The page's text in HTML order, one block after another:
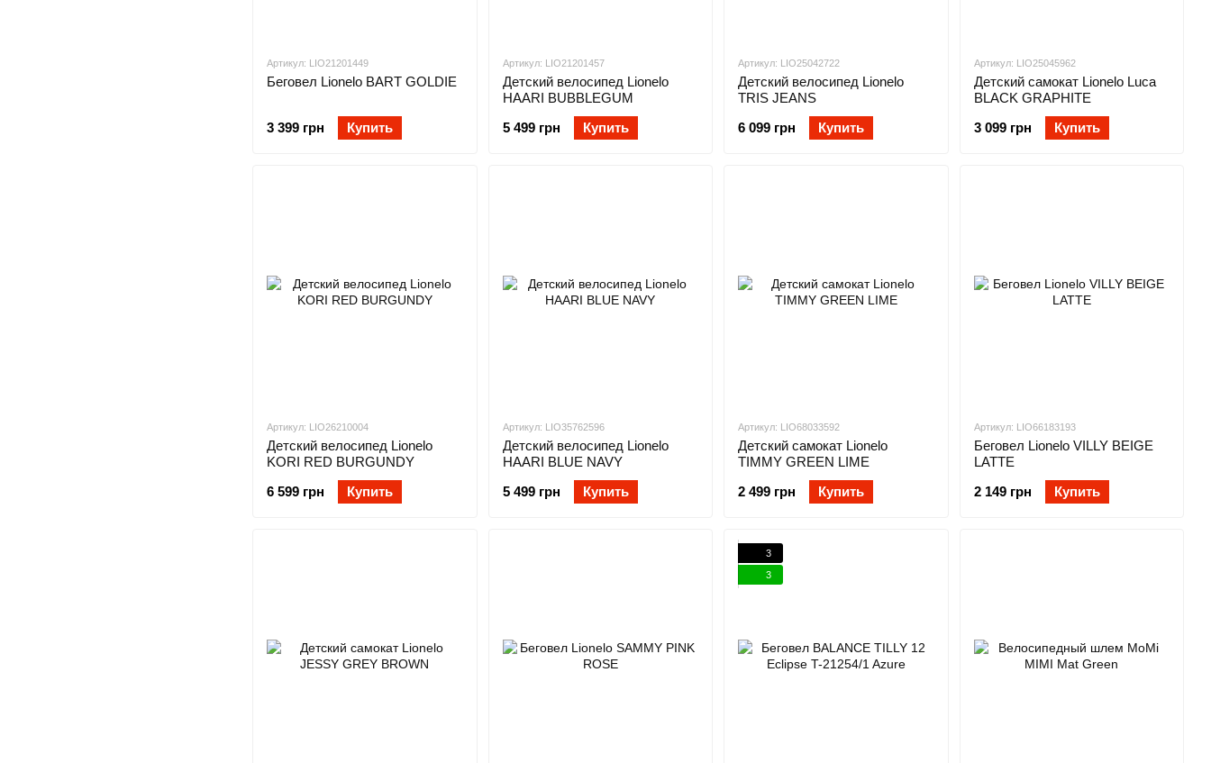
Артикул: LIO21201449
Беговел Lionelo BART GOLDIE
3 399 грн Купить
Артикул: LIO21201457
Детский велосипед Lionelo
HAARI BUBBLEGUM
5 499 грн
Купить
Артикул: LIO25042722
Детский велосипед Lionelo
TRIS JEANS
6 099 грн
Купить
Артикул: LIO25045962
Детский самокат Lionelo Luca
BLACK GRAPHITE
3 099 грн
Купить
Артикул: LIO26210004
Детский велосипед Lionelo
KORI RED BURGUNDY
6 599 грн
Купить
Артикул: LIO35762596
Детский велосипед Lionelo
HAARI BLUE NAVY
5 499 грн
Купить
Артикул: LIO68033592
Детский самокат Lionelo
TIMMY GREEN LIME
2 499 грн
Купить
Артикул: LIO66183193
Беговел Lionelo VILLY BEIGE
LATTE
2 149 грн
Купить
3
3